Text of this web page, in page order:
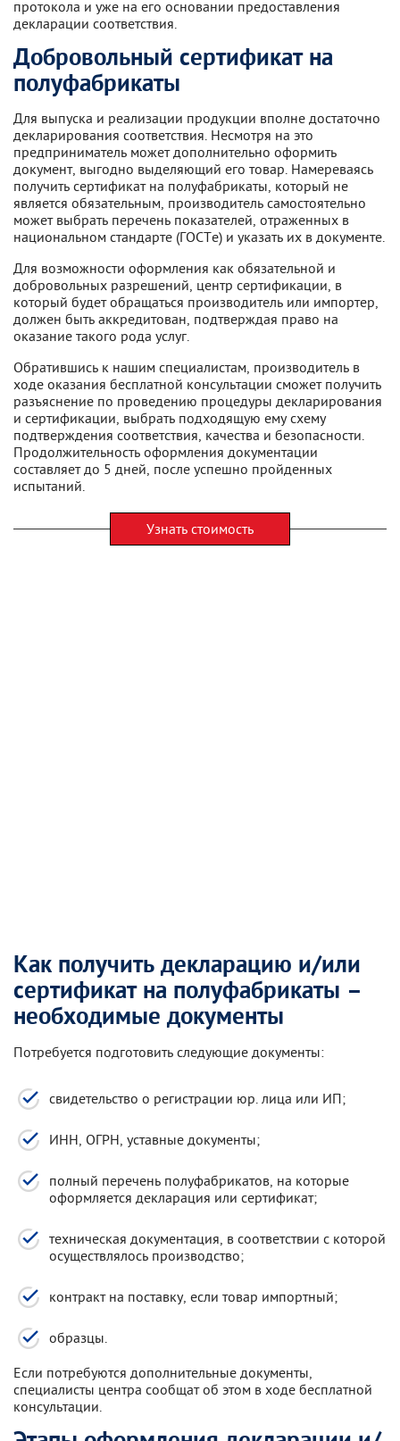
протокола и уже на его основании предоставления
декларации соответствия.
Добровольный сертификат на
полуфабрикаты
Для выпуска и реализации продукции вполне достаточно
декларирования соответствия. Несмотря на это
предприниматель может дополнительно оформить
документ, выгодно выделяющий его товар. Намереваясь
получить сертификат на полуфабрикаты, который не
является обязательным, производитель самостоятельно
может выбрать перечень показателей, отраженных в
национальном стандарте (ГОСТе) и указать их в документе.
Для возможности оформления как обязательной и
добровольных разрешений, центр сертификации, в
который будет обращаться производитель или импортер,
должен быть аккредитован, подтверждая право на
оказание такого рода услуг.
Обратившись к нашим специалистам, производитель в
ходе оказания бесплатной консультации сможет получить
разъяснение по проведению процедуры декларирования
и сертификации, выбрать подходящую ему схему
подтверждения соответствия, качества и безопасности.
Продолжительность оформления документации
составляет до 5 дней, после успешно пройденных
испытаний.
Узнать стоимость
Как получить декларацию и/или
сертификат на полуфабрикаты –
необходимые документы
Потребуется подготовить следующие документы:
свидетельство о регистрации юр. лица или ИП;
ИНН, ОГРН, уставные документы;
полный перечень полуфабрикатов, на которые
оформляется декларация или сертификат;
техническая документация, в соответствии с которой
осуществлялось производство;
контракт на поставку, если товар импортный;
образцы.
Если потребуются дополнительные документы,
специалисты центра сообщат об этом в ходе бесплатной
консультации.